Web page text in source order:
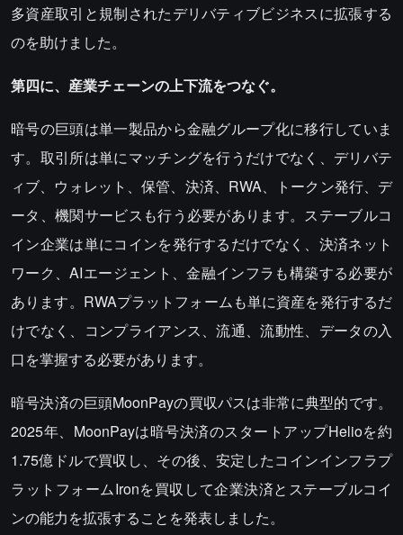
多資産取引と規制されたデリバティブビジネスに拡張する
のを助けました。
第四に、産業チェーンの上下流をつなぐ。
暗号の巨頭は単一製品から金融グループ化に移行していま
す。取引所は単にマッチングを行うだけでなく、デリバテ
ィブ、ウォレット、保管、決済、RWA、トークン発行、デ
ータ、機関サービスも行う必要があります。ステーブルコ
イン企業は単にコインを発行するだけでなく、決済ネット
ワーク、AIエージェント、金融インフラも構築する必要が
あります。RWAプラットフォームも単に資産を発行するだ
けでなく、コンプライアンス、流通、流動性、データの入
口を掌握する必要があります。
暗号決済の巨頭MoonPayの買収パスは非常に典型的です。
2025年、MoonPayは暗号決済のスタートアップHelioを約
1.75億ドルで買収し、その後、安定したコインインフラプ
ラットフォームIronを買収して企業決済とステーブルコイ
ンの能力を拡張することを発表しました。